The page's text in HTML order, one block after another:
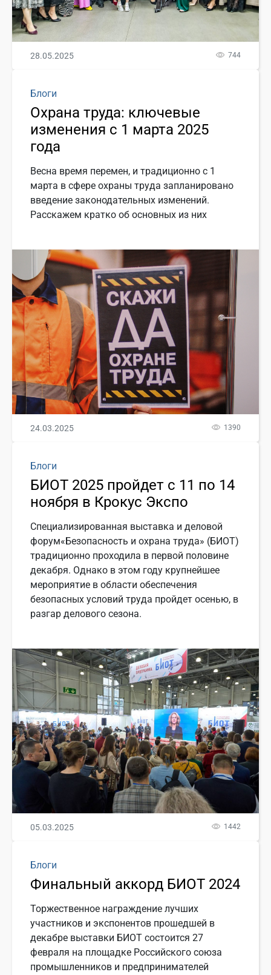
28.05.2025 744
Блоги
Охрана труда: ключевые
изменения с 1 марта 2025
года
Весна время перемен, и традиционно с 1
марта в сфере охраны труда запланировано
введение законодательных изменений.
Расскажем кратко об основных из них
24.03.2025 1390
Блоги
БИОТ 2025 пройдет с 11 по 14
ноября в Крокус Экспо
Специализированная выставка и деловой
форум«Безопасность и охрана труда» (БИОТ)
традиционно проходила в первой половине
декабря. Однако в этом году крупнейшее
мероприятие в области обеспечения
безопасных условий труда пройдет осенью, в
разгар делового сезона.
05.03.2025 1442
Блоги
Финальный аккорд БИОТ 2024
Торжественное награждение лучших
участников и экспонентов прошедшей в
декабре выставки БИОТ состоится 27
февраля на площадке Российского союза
промышленников и предпринимателей